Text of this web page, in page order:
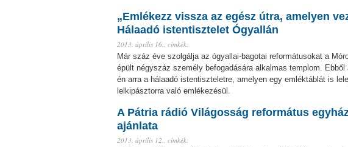
„Emlékezz vissza az egész útra, amelyen
Hálaadó istentisztelet Ógyallán
2013. április 16., címkék:
Már száz éve szolgálja az ógyallai-bagotai reformátusokat a
épült négyszáz személy befogadására alkalmas templom.
én arra a hálaadó istentiszteletre, amelyen egy emléktáblát is
lelkipásztorra való emlékezésül.
A Pátria rádió Világosság református
ajánlata
2013. április 12., címkék: